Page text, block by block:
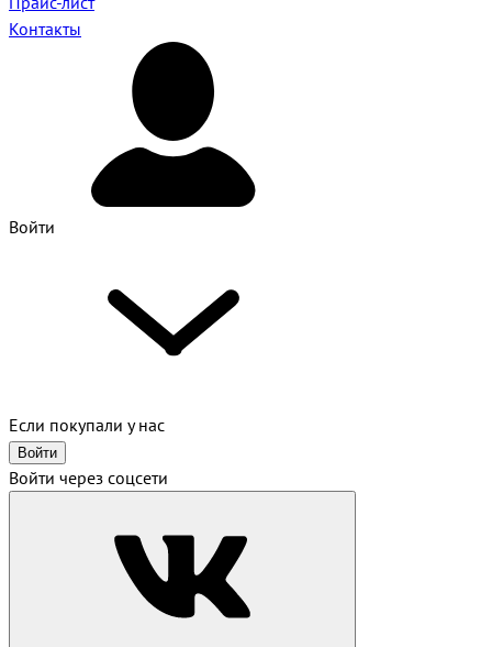
Контакты
Войти
Если покупали у нас
Войти
Войти через соцсети